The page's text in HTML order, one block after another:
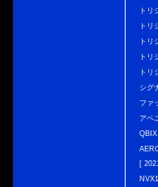
トリ
トリ
トリ
トリ
トリ
シグ
ファ
アベ
QBIX
[